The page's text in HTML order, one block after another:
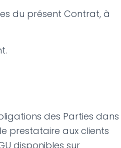
du présent Contrat, à
des Parties dans
prestataire aux clients
disponibles sur